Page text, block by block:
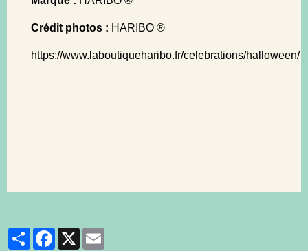
Crédit photos : HARIBO ®
https://www.laboutiqueharibo.fr/celebrations/halloween/
PartagerFacebook
X